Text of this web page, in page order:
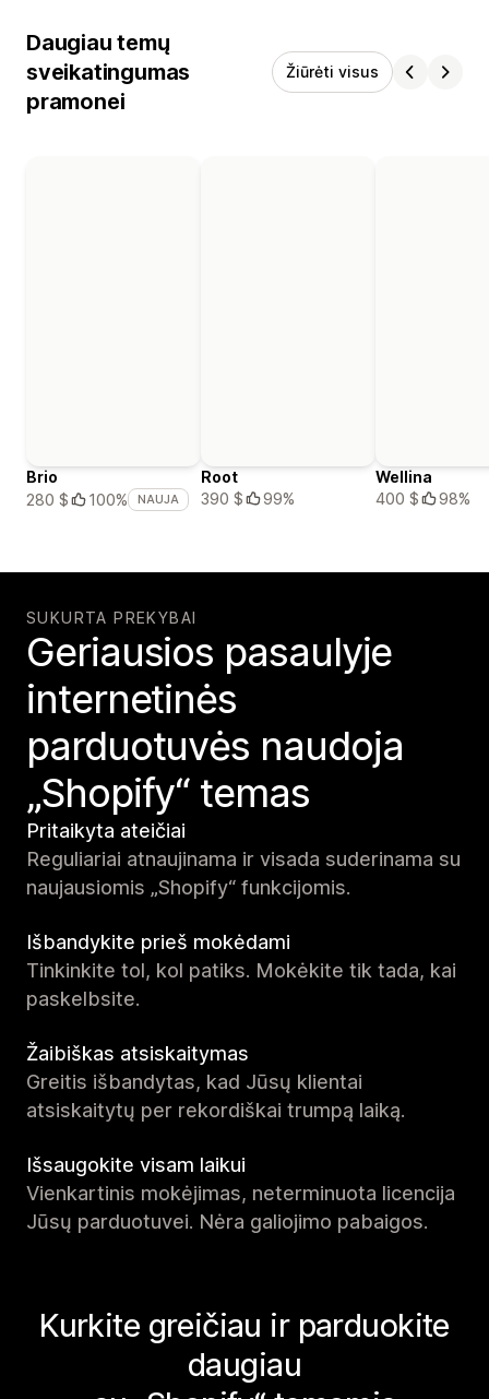
Daugiau temų
sveikatingumas
pramonei
Žiūrėti visus
Brio
280 $
100% NAUJA
Root
390 $
99%
Wellina
400 $
98%
SUKURTA PREKYBAI
Geriausios pasaulyje
internetinės
parduotuvės naudoja
„Shopify“ temas
Pritaikyta ateičiai
Reguliariai atnaujinama ir visada suderinama su
naujausiomis „Shopify“ funkcijomis.
Išbandykite prieš mokėdami
Tinkinkite tol, kol patiks. Mokėkite tik tada, kai
paskelbsite.
Žaibiškas atsiskaitymas
Greitis išbandytas, kad Jūsų klientai
atsiskaitytų per rekordiškai trumpą laiką.
Išsaugokite visam laikui
Vienkartinis mokėjimas, neterminuota licencija
Jūsų parduotuvei. Nėra galiojimo pabaigos.
Kurkite greičiau ir parduokite
daugiau